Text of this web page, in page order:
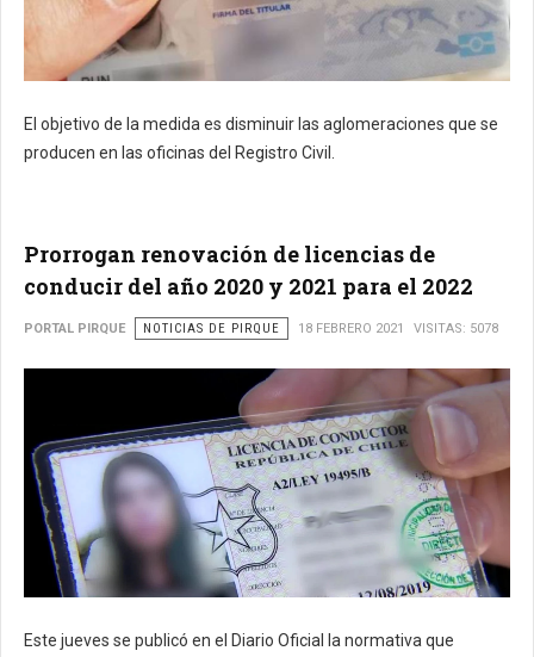
El objetivo de la medida es disminuir las aglomeraciones que se
producen en las oficinas del Registro Civil.
Prorrogan renovación de licencias de
conducir del año 2020 y 2021 para el 2022
PORTAL PIRQUE NOTICIAS DE PIRQUE 18 FEBRERO 2021 VISITAS: 5078
Este jueves se publicó en el Diario Oficial la normativa que